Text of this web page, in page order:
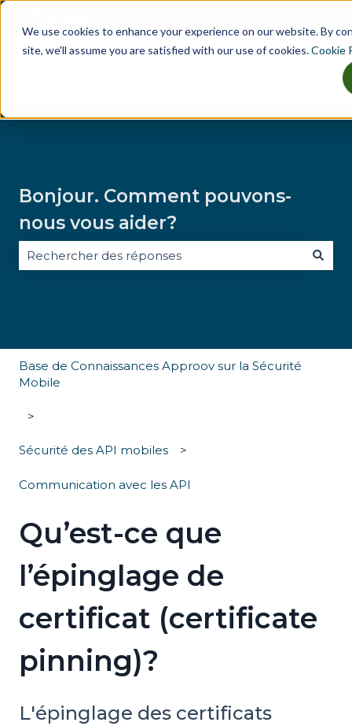
We use cookies to enhance your experience on our website. By
site, we'll assume you are satisfied with our use of cookies.Cookie
Why
Afficher le sous-menu pour Why Approov
Key
Afficher le sous-menu
Industries
Bonjour. Comment pouvons-
nous vous aider?
Base de Connaissances Approov sur la Sécurité
Mobile
Sécurité des API mobiles
Communication avec les API
Qu’est-ce que
l’épinglage de
certificat (certificate
pinning)?
L'épinglage des certificats